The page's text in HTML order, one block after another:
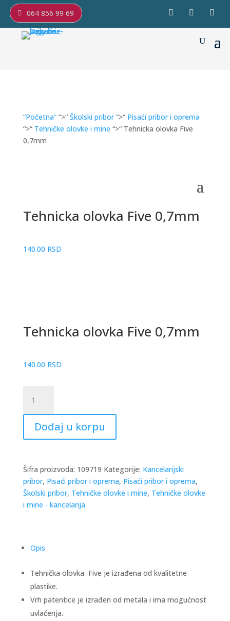
064 856 99 69
“Početna““>“ Školski pribor“>“ Pisaći pribor i oprema
“>“ Tehničke olovke i mine “>“ Tehnicka olovka Five
0,7mm
Tehnicka olovka Five 0,7mm
140.00 RSD
Tehnicka olovka Five 0,7mm
140.00 RSD
olovka
Five
0,7mm
količina
Dodaj u korpu
Šifra proizvoda: 109719 Kategorije: Kancelarijski
pribor, Pisaći pribor i oprema, Pisaći pribor i oprema,
Školski pribor, Tehničke olovke i mine, Tehničke olovke
i mine - kancelarija
Opis
Tehnička olovka Five je izrađena od kvalitetne
plastike.
Vrh patentice je izrađen od metala i ima mogućnost
uvlačenja.